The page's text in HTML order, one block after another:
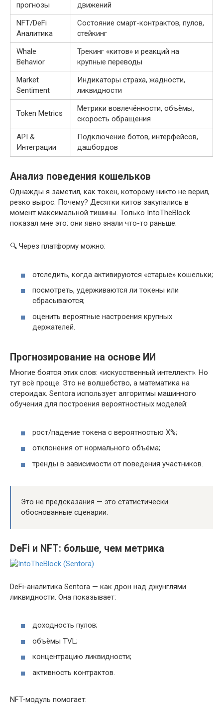
прогнозы
движений
NFT/DeFi
Аналитика
Состояние смарт-контрактов, пулов,
стейкинг
Whale
Behavior
Трекинг «китов» и реакций на
крупные переводы
Market
Sentiment
Индикаторы страха, жадности,
ликвидности
Token Metrics
Метрики вовлечённости, объёмы,
скорость обращения
API &
Интеграции
Подключение ботов, интерфейсов,
дашбордов
Анализ поведения кошельков
Однажды я заметил, как токен, которому никто не верил,
резко вырос. Почему? Десятки китов закупались в
момент максимальной тишины. Только IntoTheBlock
показал мне это: они явно знали что-то раньше.
🔍 Через платформу можно:
отследить, когда активируются «старые» кошельки;
посмотреть, удерживаются ли токены или
сбрасываются;
оценить вероятные настроения крупных
держателей.
Прогнозирование на основе ИИ
Многие боятся этих слов: «искусственный интеллект». Но
тут всё проще. Это не волшебство, а математика на
стероидах. Sentora использует алгоритмы машинного
обучения для построения вероятностных моделей:
рост/падение токена с вероятностью X%;
отклонения от нормального объёма;
тренды в зависимости от поведения участников.
Это не предсказания — это статистически
обоснованные сценарии.
DeFi и NFT: больше, чем метрика
DeFi-аналитика Sentora — как дрон над джунглями
ликвидности. Она показывает:
доходность пулов;
объёмы TVL;
концентрацию ликвидности;
активность контрактов.
NFT-модуль помогает: